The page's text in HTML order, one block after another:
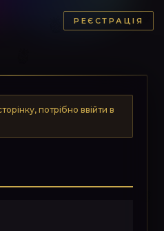
РЕЄСТРАЦІЯ
потрібно ввійти в